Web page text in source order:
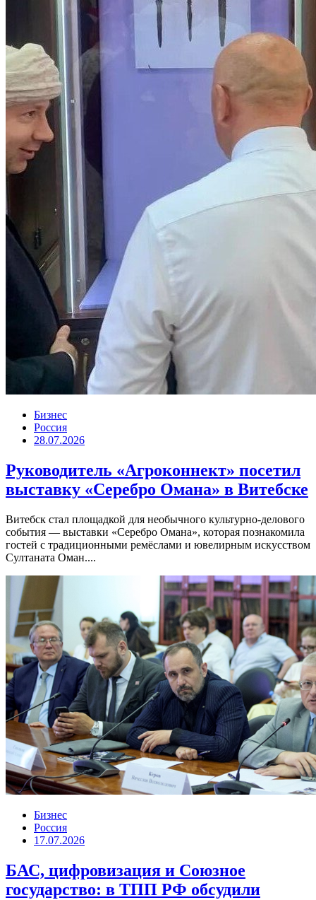
Бизнес
Россия
28.07.2026
Руководитель «Агроконнект» посетил
выставку «Серебро Омана» в Витебске
Витебск стал площадкой для необычного культурно-делового
события — выставки «Серебро Омана», которая познакомила
гостей с традиционными ремёслами и ювелирным искусством
Султаната Оман....
Бизнес
Россия
17.07.2026
БАС, цифровизация и Союзное
государство: в ТПП РФ обсудили